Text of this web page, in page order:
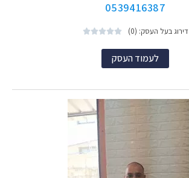
0539416387
דירוג בעל העסק: (0) 




לעמוד העסק